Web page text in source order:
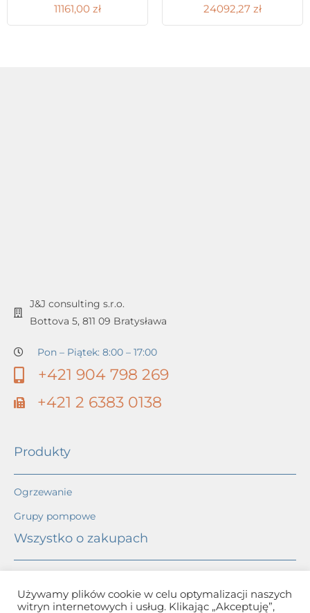
11161,00 zł 24092,27 zł
J&J consulting s.r.o.
Bottova 5, 811 09 Bratysława
Pon – Piątek: 8:00 – 17:00
+421 904 798 269
+421 2 6383 0138
Produkty
Ogrzewanie
Grupy pompowe
Wszystko o zakupach
Ochrona danych osobowych
Używamy plików cookie w celu optymalizacji naszych
witryn internetowych i usług. Klikając „Akceptuję”,